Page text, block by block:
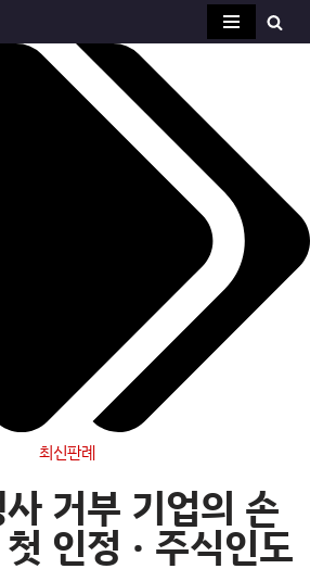
최신판례
거부 기업의 손
인정 · 주식인도